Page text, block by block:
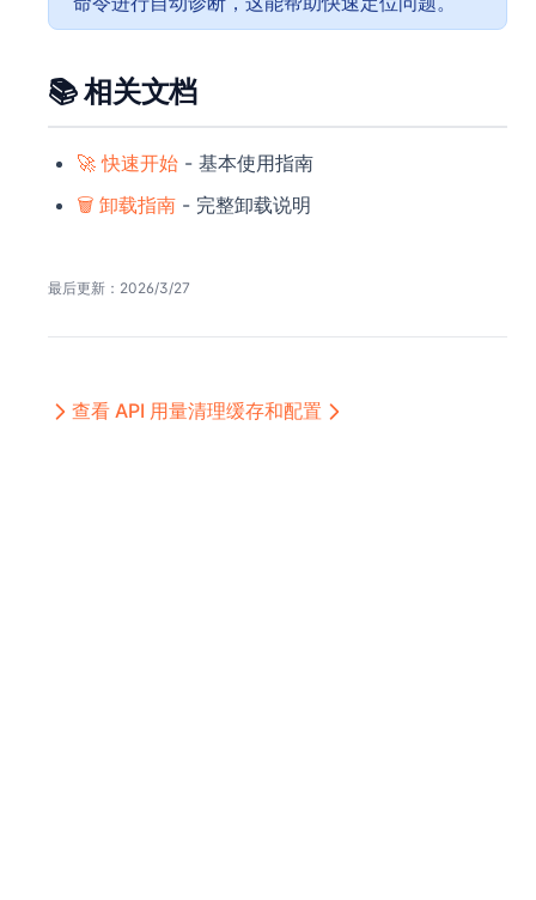
📚 相关文档
🚀 快速开始 - 基本使用指南
🗑️ 卸载指南 - 完整卸载说明
最后更新： 2026/3/27
查看 API 用量清理缓存和配置